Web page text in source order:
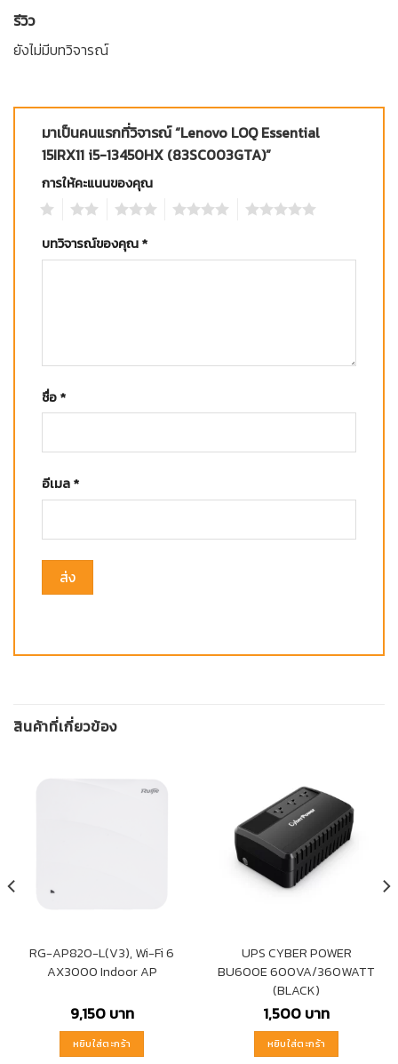
รีวิว
ยังไม่มีบทวิจารณ์
มาเป็นคนแรกที่วิจารณ์ “Lenovo LOQ Essential
15IRX11 i5-13450HX (83SC003GTA)”
การให้คะแนนของคุณ
บทวิจารณ์ของคุณ*
ชื่อ*
อีเมล*
สินค้าที่เกี่ยวข้อง
RG-AP820-L(V3), Wi-Fi 6
AX3000 Indoor AP
9,150บาท
หยิบใส่ตะกร้า
UPS CYBER POWER
BU600E 600VA/360WATT
(BLACK)
1,500บาท
หยิบใส่ตะกร้า